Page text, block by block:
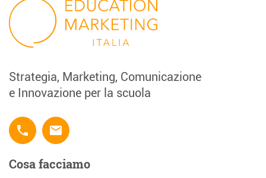
Strategia, Marketing, Comunicazione
e Innovazione per la scuola
phone email
Cosa facciamo